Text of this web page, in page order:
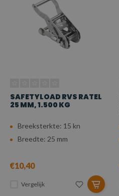
SAFETYLOAD RVS RATEL
25 MM, 1.500 KG
Breeksterkte: 15 kn
Breedte: 25 mm
€10,40
Vergelijk